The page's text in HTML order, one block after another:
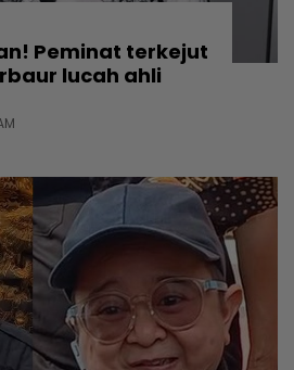
Peminat terkejut
lucah ahli